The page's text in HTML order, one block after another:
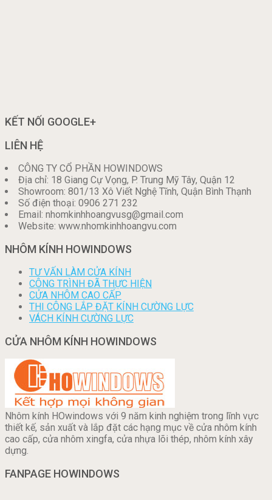
KẾT NỐI GOOGLE+
LIÊN HỆ
CÔNG TY CỔ PHẦN HOWINDOWS
Địa chỉ: 18 Giang Cự Vọng, P. Trung Mỹ Tây, Quận 12
Showroom: 801/13 Xô Viết Nghệ Tĩnh, Quận Bình Thạnh
Số điện thoại: 0906 271 232
Email: nhomkinhhoangvusg@gmail.com
Website: www.nhomkinhhoangvu.com
NHÔM KÍNH HOWINDOWS
TƯ VẤN LÀM CỬA KÍNH
CÔNG TRÌNH ĐÃ THỰC HIỆN
CỬA NHÔM CAO CẤP
THI CÔNG LẮP ĐẶT KÍNH CƯỜNG LỰC
VÁCH KÍNH CƯỜNG LỰC
CỬA NHÔM KÍNH HOWINDOWS
Nhôm kính HOwindows với 9 năm kinh nghiệm trong lĩnh vực
thiết kế, sản xuất và lắp đặt các hạng mục về cửa nhôm kính
cao cấp, cửa nhôm xingfa, cửa nhựa lõi thép, nhôm kính xây
dựng.
FANPAGE HOWINDOWS